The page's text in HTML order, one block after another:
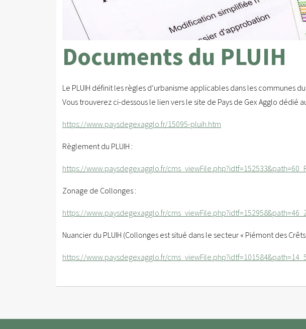
Documents du PLUIH
Le PLUIH définit les règles d’urbanisme applicables dans les communes
Vous trouverez ci-dessous le lien vers le site de Pays de Gex Agglo dédié
https://www.paysdegexagglo.fr/15095-pluih.htm
Règlement du PLUIH :
https://www.paysdegexagglo.fr/
Zonage de Collonges :
https://www.paysdegexagglo.fr/
Nuancier du PLUIH (Collonges est situé dans le secteur « Piémont des Crêts
https://www.paysdegexagglo.fr/